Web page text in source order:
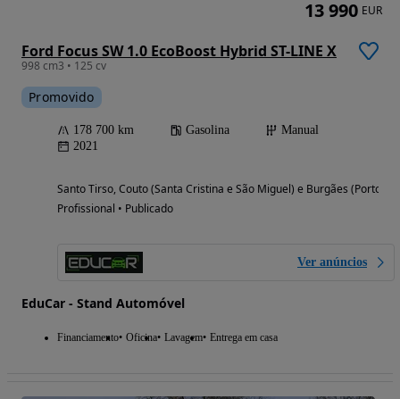
Ford Focus SW 1.0 EcoBoost Hybrid ST-LINE X
998 cm3 • 125 cv
Promovido
178 700 km Gasolina
Manual
2021
Santo Tirso, Couto (Santa Cristina e São Miguel) e Burgães (Porto)
Profissional • Publicado
Ver anúncios
EduCar - Stand Automóvel
Financiamento Oficina Lavagem Entrega em casa
13 990 EUR